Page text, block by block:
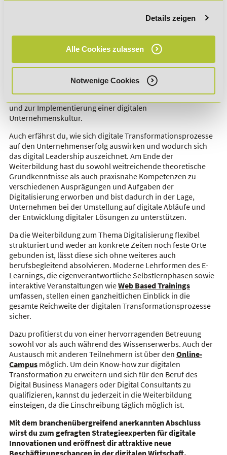
Details zeigen
Alle Cookies zulassen
Notwenige Cookies
Um deine beruflichen Perspektiven zu erweitern und sich auf
Bereich der Digitalisierung zu positionieren, bildet die
Weiterbildung amDeLSteine optimale Wahl. Sie deckt
umfangreiche Themengebiete und Aspekte des digitalen
Wandels ab. Dazu gehören die Auswirkungen der
Digitalisierung in der Wirtschaft, Informationen zur digitalen
Arbeitsorganisation und einem agilen Projektmanagement
sowie Know-how zu IT-Sicherheit, Datenschutz, Industrie 4.0
und zur Implementierung einer digitalen
Unternehmenskultur.
Auch erfährst du, wie sich digitale Transformationsprozesse
auf den Unternehmenserfolg auswirken und wodurch sich
das digital Leadership auszeichnet. Am Ende der
Weiterbildung hast du sowohl weitreichende theoretische
Grundkenntnisse als auch praxisnahe Kompetenzen zu
verschiedenen Ausprägungen und Aufgaben der
Digitalisierung erworben und bist dadurch in der Lage,
Unternehmen bei der Umstellung auf digitale Abläufe und
der Entwicklung digitaler Lösungen zu unterstützen.
Da die Weiterbildung zum Thema Digitalisierung flexibel
strukturiert und weder an konkrete Zeiten noch feste Orte
gebunden ist, lässt diese sich ohne weiteres auch
berufsbegleitend absolvieren. Moderne Lehrformen des E-
Learnings, die eigenverantwortliche Selbstlernphasen sowie
interaktive Veranstaltungen wieWeb Based Trainings
umfassen, stellen einen ganzheitlichen Einblick in die
gesamte Reichweite der digitalen Transformationsprozesse
sicher.
Dazu profitierst du von einer hervorragenden Betreuung
sowohl vor als auch während des Wissenserwerbs. Auch der
Austausch mit anderen Teilnehmern ist über den Online-
Campusmöglich. Um dein Know-how zur digitalen
Transformation zu erweitern und sich für den Beruf des
Digital Business Managers oder Digital Consultants zu
qualifizieren, kannst du jederzeit in die Weiterbildung
einsteigen, da die Einschreibung täglich möglich ist.
Mit dem branchenübergreifend anerkannten Abschluss
wirst du zum gefragten Strategieexperten für digitale
Innovationen und eröffnest dir attraktive neue